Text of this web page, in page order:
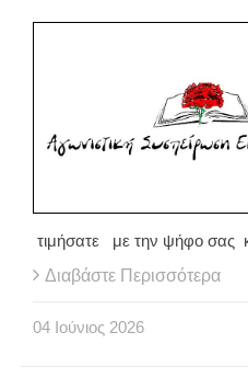
τιμήσατε με την ψήφο σας
Διαβάστε Περισσότερα
04 Ιούνιος 2026